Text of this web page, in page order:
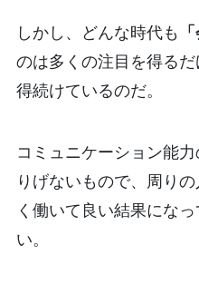
しかし、どんな時代も
のは多くの注目を得る
得続けているのだ。
コミュニケーション能
りげないもので、周り
く働いて良い結果にな
い。